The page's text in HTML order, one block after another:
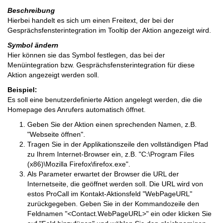
Beschreibung
Hierbei handelt es sich um einen Freitext, der bei der
Gesprächsfensterintegration im Tooltip der Aktion angezeigt wird.
Symbol ändern
Hier können sie das Symbol festlegen, das bei der
Menüintegration bzw. Gesprächsfensterintegration für diese
Aktion angezeigt werden soll.
Beispiel:
Es soll eine benutzerdefinierte Aktion angelegt werden, die die
Homepage des Anrufers automatisch öffnet.
Geben Sie der Aktion einen sprechenden Namen, z.B.
"Webseite öffnen".
Tragen Sie in der Applikationszeile den vollständigen Pfad
zu Ihrem Internet-Browser ein, z.B. "C:\Program Files
(x86)\Mozilla Firefox\firefox.exe".
Als Parameter erwartet der Browser die URL der
Internetseite, die geöffnet werden soll. Die URL wird von
estos ProCall im Kontakt-Aktionsfeld "WebPageURL"
zurückgegeben. Geben Sie in der Kommandozeile den
Feldnamen "<Contact.WebPageURL>" ein oder klicken Sie